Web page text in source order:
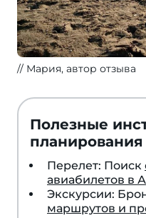
Мария, автор отзыва
Полезные
планирования
Перелет: Поиск
авиабилетов в
Экскурсии:
маршрутов и